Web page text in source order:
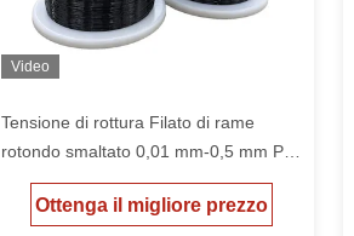
Video
Tensione di rottura Filato di rame
rotondo smaltato 0,01 mm-0,5 mm Per
avvolgimento
Ottenga il migliore prezzo